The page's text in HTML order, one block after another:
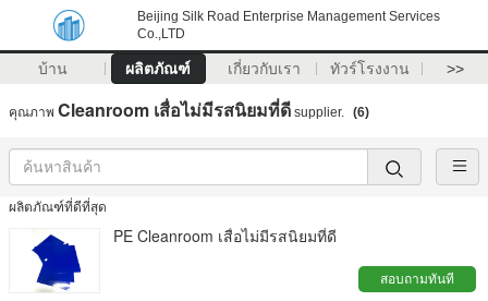
Beijing Silk Road Enterprise Management Services
Co.,LTD
บ้าน ผลิตภัณฑ์ เกี่ยวกับเรา ทัวร์โรงงาน >>
คุณภาพ Cleanroom เสื่อไม่มีรสนิยมที่ดี supplier. (6)
ผลิตภัณฑ์ที่ดีที่สุด
PE Cleanroom เสื่อไม่มีรสนิยมที่ดี
สอบถามทันที